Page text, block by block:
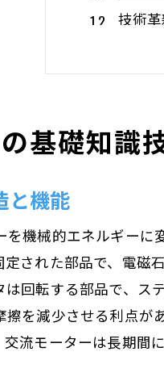
技術
交流
トラ
エネ
現代
省エ
スマ
効率
未来
基礎知識
と機能
機械的エネルギー
された部品で、電磁
回転する部品で、ス
を減少させる利点
流モーターは長期間